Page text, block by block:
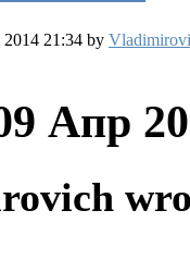
21:34 by
Апр